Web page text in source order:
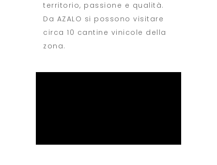
territorio, passione e qualità.
Da AZALO si possono visitare
circa 10 cantine vinicole della
zona.